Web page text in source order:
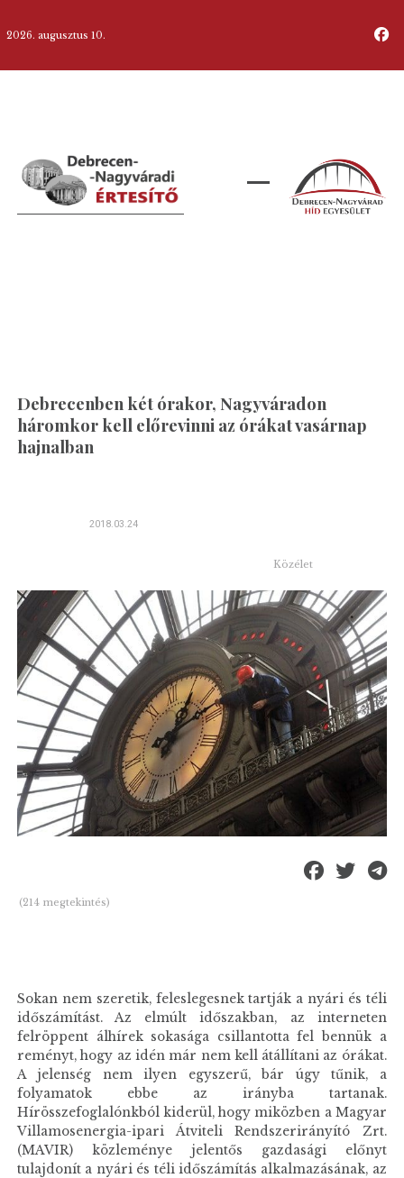
2026. augusztus 10.
Debrecenben két órakor, Nagyváradon
háromkor kell előrevinni az órákat vasárnap
hajnalban
2018.03.24
Közélet
(214 megtekintés)
Sokan nem szeretik, feleslegesnek tartják a nyári és téli
időszámítást. Az elmúlt időszakban, az interneten
felröppent álhírek sokasága csillantotta fel bennük a
reményt, hogy az idén már nem kell átállítani az órákat.
A jelenség nem ilyen egyszerű, bár úgy tűnik, a
folyamatok ebbe az irányba tartanak.
Hírösszefoglalónkból kiderül, hogy miközben a Magyar
Villamosenergia-ipari Átviteli Rendszerirányító Zrt.
(MAVIR) közleménye jelentős gazdasági előnyt
tulajdonít a nyári és téli időszámítás alkalmazásának, az